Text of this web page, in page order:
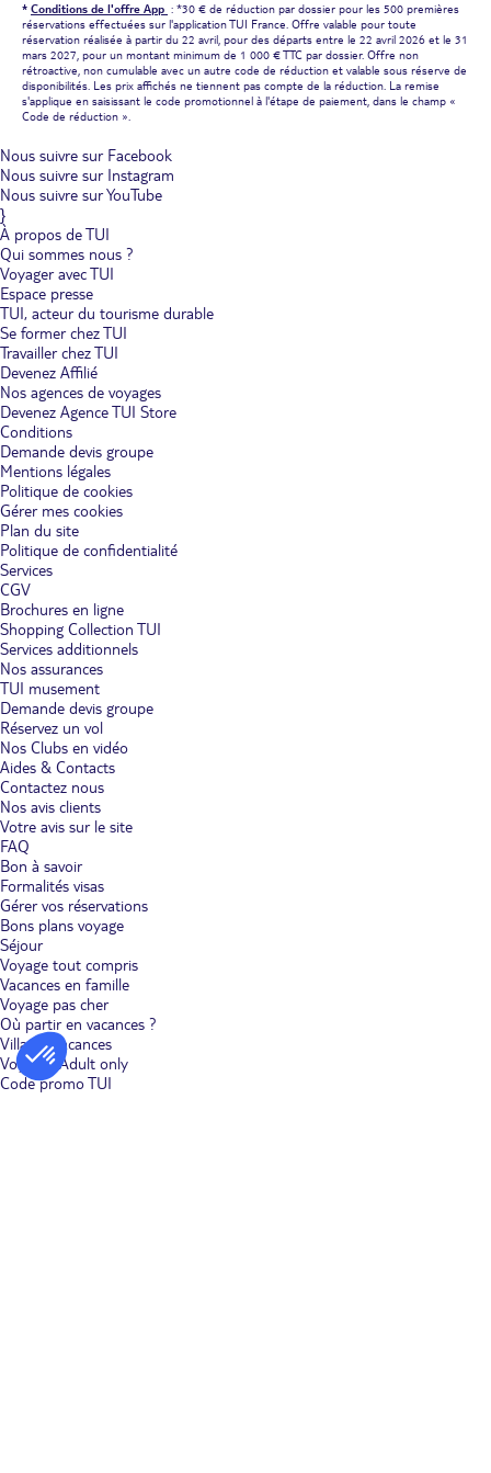
* Conditions de l'offre App : *30 € de réduction par dossier pour les 500 premières
réservations effectuées sur l'application TUI France. Offre valable pour toute
réservation réalisée à partir du 22 avril, pour des départs entre le 22 avril 2026 et le 31
mars 2027, pour un montant minimum de 1 000 € TTC par dossier. Offre non
rétroactive, non cumulable avec un autre code de réduction et valable sous réserve de
disponibilités. Les prix affichés ne tiennent pas compte de la réduction. La remise
s'applique en saisissant le code promotionnel à l'étape de paiement, dans le champ «
Code de réduction ».
Nous suivre sur Facebook
Nous suivre sur Instagram
Nous suivre sur YouTube
}
À propos de TUI
Qui sommes nous ?
Voyager avec TUI
Espace presse
TUI, acteur du tourisme durable
Se former chez TUI
Travailler chez TUI
Devenez Affilié
Nos agences de voyages
Devenez Agence TUI Store
Conditions
Demande devis groupe
Mentions légales
Politique de cookies
Gérer mes cookies
Plan du site
Politique de confidentialité
Services
CGV
Brochures en ligne
Shopping Collection TUI
Services additionnels
Nos assurances
TUI musement
Demande devis groupe
Réservez un vol
Nos Clubs en vidéo
Aides & Contacts
Contactez nous
Nos avis clients
Votre avis sur le site
FAQ
Bon à savoir
Formalités visas
Gérer vos réservations
Bons plans voyage
Séjour
Voyage tout compris
Vacances en famille
Voyage pas cher
Où partir en vacances ?
Villages vacances
Voyages Adult only
Code promo TUI